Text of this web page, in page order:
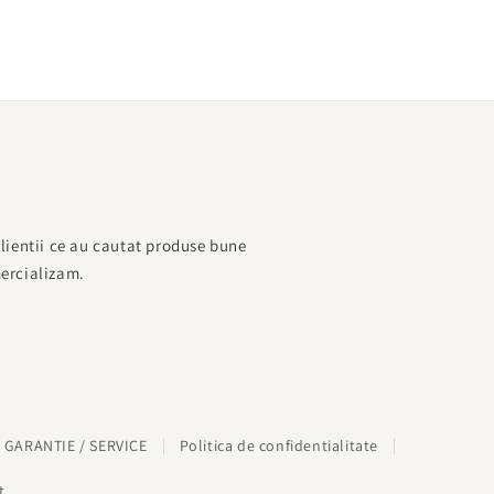
ce au cautat produse bune
/ SERVICE Politica de confidentialitate